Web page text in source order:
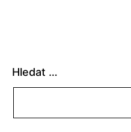
Hledat …